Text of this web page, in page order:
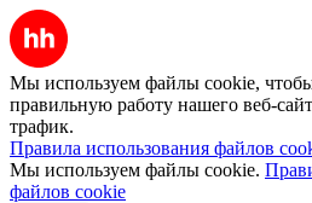
Мы используем файлы cookie,
правильную работу нашего веб-
трафик.
Правила использования файлов
Мы используем файлы cookie.
файлов cookie